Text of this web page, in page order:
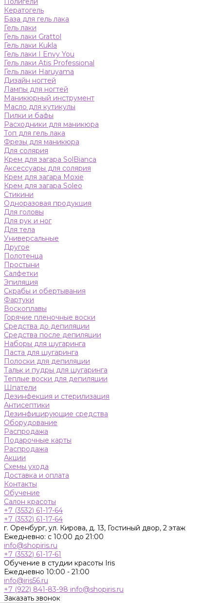
Кератогель
База для гель лака
Гель лаки
Гель лаки Grattol
Гель лаки Kukla
Гель лаки I Envy You
Гель лаки Atis Professional
Гель лаки Haruyama
Дизайн ногтей
Лампы для ногтей
Маникюрный инструмент
Масло для кутикулы
Пилки и бафы
Расходники для маникюра
Топ для гель лака
Фрезы для маникюра
Для солярия
Крем для загара SolBianca
Аксессуары для солярия
Крем для загара Moxie
Крем для загара Soleo
Стикини
Одноразовая продукция
Для головы
Для рук и ног
Для тела
Универсальные
Другое
Полотенца
Простыни
Салфетки
Эпиляция
Скрабы и обертывания
Фартуки
Воскоплавы
Горячие пленочные воски
Средства до депиляции
Средства после депиляции
Наборы для шугаринга
Паста для шугаринга
Полоски для депиляции
Тальк и пудры для шугаринга
Теплые воски для депиляции
Шпатели
Дезинфекция и стерилизация
Антисептики
Дезинфицирующие средства
Оборудование
Распродажа
Подарочные карты
Распродажа
Акции
Схемы ухода
Доставка и оплата
Контакты
Обучение
Салон красоты
+7 (3532) 61-17-64
+7 (3532) 61-17-64
г. Оренбург, ул. Кирова, д. 13, Гостиный двор, 2 этаж
Ежедневно: с 10:00 до 21:00
info@shopiris.ru
+7 (3532) 61-17-61
Обучение в студии красоты Iris
Ежедневно 10:00 - 21:00
info@iris56.ru
+7 (922) 841-83-98 info@shopiris.ru
Заказать звонок